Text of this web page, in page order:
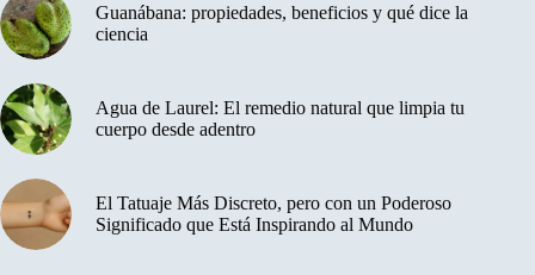
Guanábana: propiedades, beneficios y qué dice la
ciencia
Agua de Laurel: El remedio natural que limpia tu
cuerpo desde adentro
El Tatuaje Más Discreto, pero con un Poderoso
Significado que Está Inspirando al Mundo